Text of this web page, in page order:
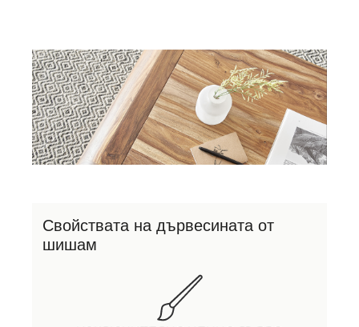
Свойствата на дървесината от
шишам